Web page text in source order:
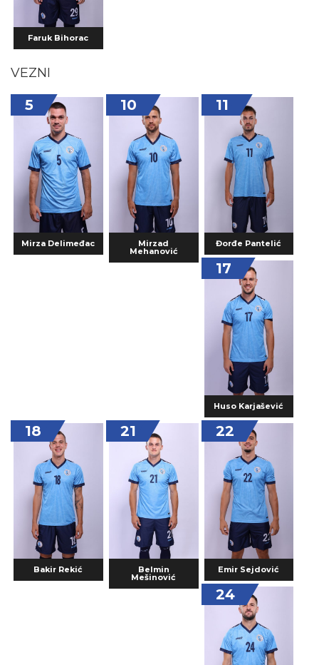
Faruk Bihorac
VEZNI
5
Mirza Delimeđac
10
Mirzad
Mehanović
11
Đorđe Pantelić
17
Huso Karjašević
18
Bakir Rekić
21
Belmin
Mešinović
22
Emir Sejdović
24